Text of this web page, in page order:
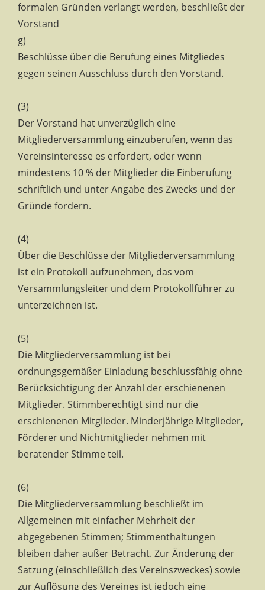
formalen Gründen verlangt werden, beschließt der
Vorstand
g)
Beschlüsse über die Berufung eines Mitgliedes
gegen seinen Ausschluss durch den Vorstand.
(3)
Der Vorstand hat unverzüglich eine
Mitgliederversammlung einzuberufen, wenn das
Vereinsinteresse es erfordert, oder wenn
mindestens 10 % der Mitglieder die Einberufung
schriftlich und unter Angabe des Zwecks und der
Gründe fordern.
(4)
Über die Beschlüsse der Mitgliederversammlung
ist ein Protokoll aufzunehmen, das vom
Versammlungsleiter und dem Protokollführer zu
unterzeichnen ist.
(5)
Die Mitgliederversammlung ist bei
ordnungsgemäßer Einladung beschlussfähig ohne
Berücksichtigung der Anzahl der erschienenen
Mitglieder. Stimmberechtigt sind nur die
erschienenen Mitglieder. Minderjährige Mitglieder,
Förderer und Nichtmitglieder nehmen mit
beratender Stimme teil.
(6)
Die Mitgliederversammlung beschließt im
Allgemeinen mit einfacher Mehrheit der
abgegebenen Stimmen; Stimmenthaltungen
bleiben daher außer Betracht. Zur Änderung der
Satzung (einschließlich des Vereinszweckes) sowie
zur Auflösung des Vereines ist jedoch eine